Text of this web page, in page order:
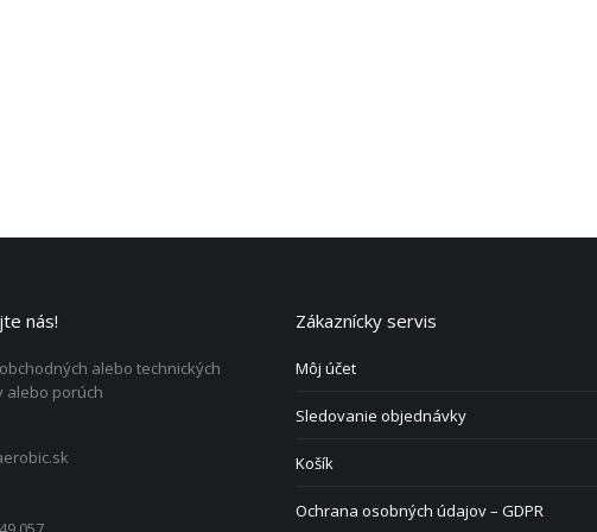
nás!
alebo technických
alebo porúch
Zákaznícky servis
Môj účet
Sledovanie objednávky
Košík
Ochrana osobných údajov – GDPR